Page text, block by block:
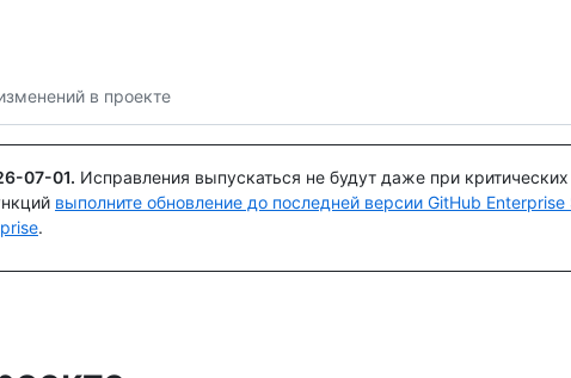
в проекте
07-01. Исправления выпускаться не будут даже при
выполните обновление до последней версии GitHub Enterprise
.